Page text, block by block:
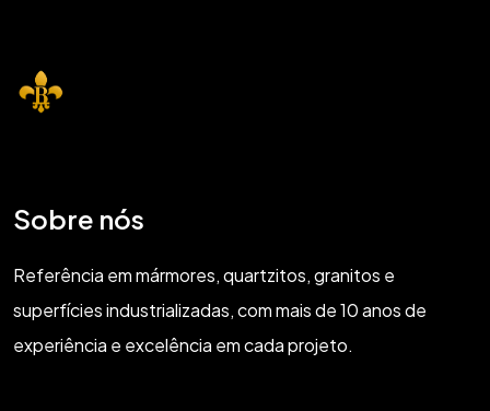
Sobre nós
Referência em mármores, quartzitos, granitos e
superfícies industrializadas, com mais de 10 anos de
experiência e excelência em cada projeto.